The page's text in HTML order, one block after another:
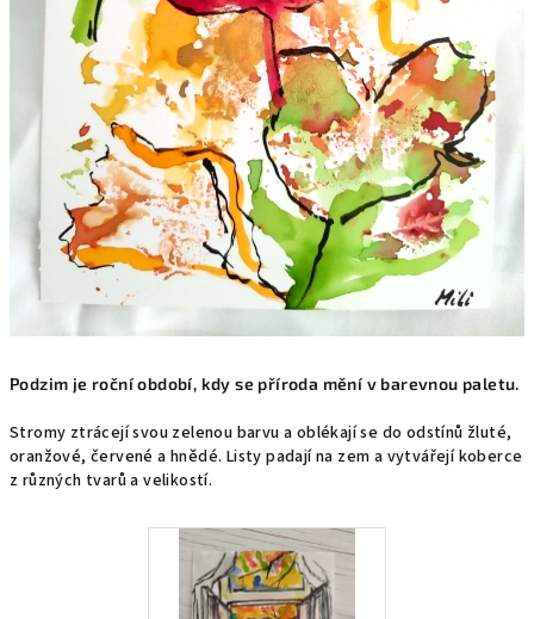
Podzim je roční období, kdy se příroda mění v barevnou paletu.
Stromy ztrácejí svou zelenou barvu a oblékají se do odstínů žluté,
oranžové, červené a hnědé. Listy padají na zem a vytvářejí koberce
z různých tvarů a velikostí.